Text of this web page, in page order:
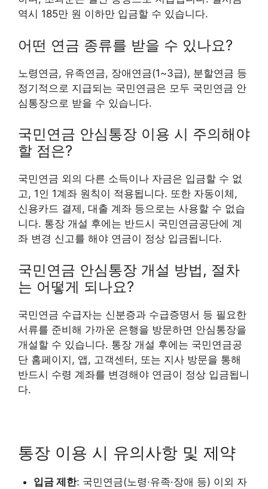
역시 185만 원 이하만 입금할 수 있습니다.
어떤 연금 종류를 받을 수 있나요?
노령연금, 유족연금, 장애연금(1~3급), 분할연금 등
정기적으로 지급되는 국민연금은 모두 국민연금 안
심통장으로 받을 수 있습니다.
국민연금 안심통장 이용 시 주의해야
할 점은?
국민연금 외의 다른 소득이나 자금은 입금할 수 없
고, 1인 1계좌 원칙이 적용됩니다. 또한 자동이체,
신용카드 결제, 대출 계좌 등으로는 사용할 수 없습
니다. 통장 개설 후에는 반드시 국민연금공단에 계
좌 변경 신고를 해야 연금이 정상 입금됩니다.
국민연금 안심통장 개설 방법, 절차
는 어떻게 되나요?
국민연금 수급자는 신분증과 수급증명서 등 필요한
서류를 준비해 가까운 은행을 방문하면 안심통장을
개설할 수 있습니다. 통장 개설 후에는 국민연금공
단 홈페이지, 앱, 고객센터, 또는 지사 방문을 통해
반드시 수령 계좌를 변경해야 연금이 정상 입금됩니
다.
통장 이용 시 유의사항 및 제약
입금 제한: 국민연금(노령·유족·장애 등) 이외 자